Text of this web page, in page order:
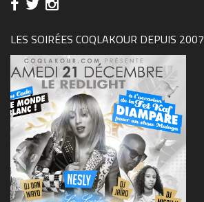
LES SOIRÉES COQLAKOUR DEPUIS 2007